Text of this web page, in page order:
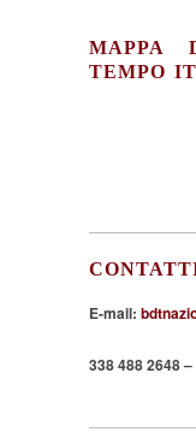
MAPPA
TEMPO
E-mail:
338 488 2648